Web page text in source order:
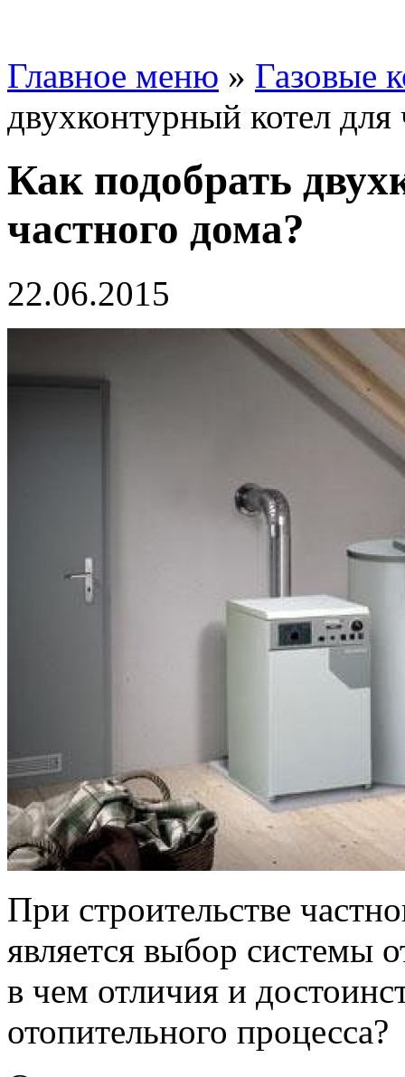
Главное меню » Газовые
двухконтурный котел для
Как подобрать
частного дома?
22.06.2015
При строительстве
является выбор системы
в чем отличия и
отопительного процесса?